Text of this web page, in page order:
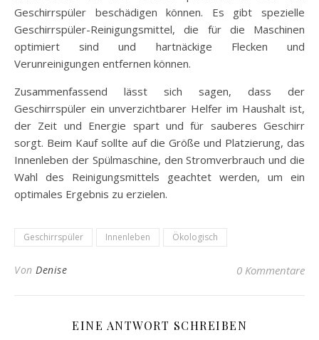
Geschirrspüler beschädigen können. Es gibt spezielle
Geschirrspüler-Reinigungsmittel, die für die Maschinen
optimiert sind und hartnäckige Flecken und
Verunreinigungen entfernen können.
Zusammenfassend lässt sich sagen, dass der
Geschirrspüler ein unverzichtbarer Helfer im Haushalt ist,
der Zeit und Energie spart und für sauberes Geschirr
sorgt. Beim Kauf sollte auf die Größe und Platzierung, das
Innenleben der Spülmaschine, den Stromverbrauch und die
Wahl des Reinigungsmittels geachtet werden, um ein
optimales Ergebnis zu erzielen.
Geschirrspüler Innenleben Ökologisch
Von Denise 0 Kommentare
EINE ANTWORT SCHREIBEN